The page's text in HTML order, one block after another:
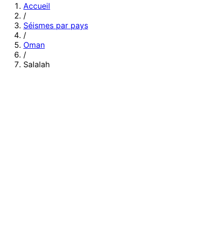
Accueil
/
Séismes par pays
/
Oman
/
Salalah